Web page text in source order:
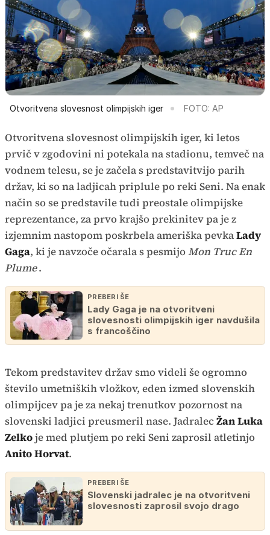
Otvoritvena slovesnost olimpijskih iger FOTO: AP
Otvoritvena slovesnost olimpijskih iger, ki letos
prvič v zgodovini ni potekala na stadionu, temveč na
vodnem telesu, se je začela s predstavitvijo parih
držav, ki so na ladjicah priplule po reki Seni. Na enak
način so se predstavile tudi preostale olimpijske
reprezentance, za prvo krajšo prekinitev pa je z
izjemnim nastopom poskrbela ameriška pevkaLady
Gaga, ki je navzoče očarala s pesmijoMon Truc En
Plume.
PREBERI ŠE
Lady Gaga je na otvoritveni
slovesnosti olimpijskih iger navdušila
s francoščino
Tekom predstavitev držav smo videli še ogromno
število umetniških vložkov, eden izmed slovenskih
olimpijcev pa je za nekaj trenutkov pozornost na
slovenski ladjici preusmeril nase. JadralecŽan Luka
Zelkoje med plutjem po reki Seni zaprosil atletinjo
Anito Horvat.
PREBERI ŠE
Slovenski jadralec je na otvoritveni
slovesnosti zaprosil svojo drago